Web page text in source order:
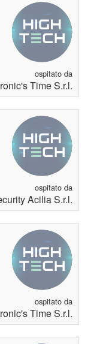
ospitato da
Time S.r.l.
ospitato da
Acilia S.r.l.
ospitato da
Time S.r.l.